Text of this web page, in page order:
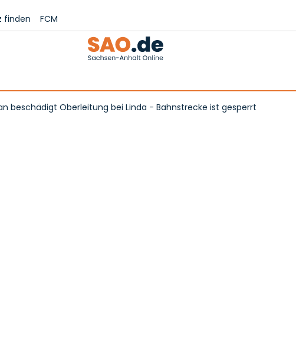
finden FCM
beschädigt Oberleitung bei Linda - Bahnstrecke ist gesperrt